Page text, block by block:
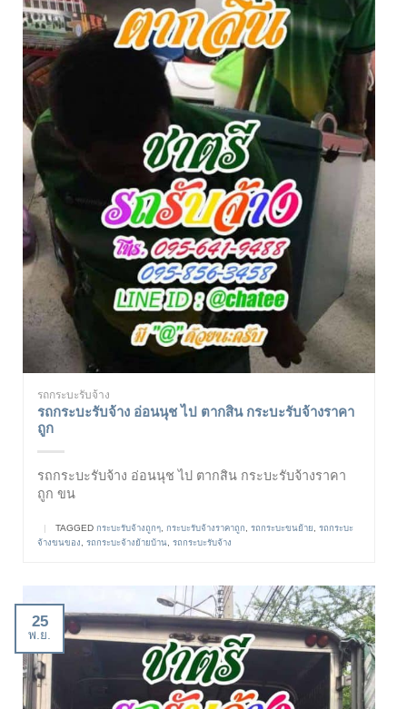
รถกระบะรับจ้าง
รถกระบะรับจ้าง อ่อนนุช ไป ตากสิน กระบะรับจ้างราคา
ถูก
รถกระบะรับจ้าง อ่อนนุช ไป ตากสิน กระบะรับจ้างราคา
ถูก ขน
| TAGGED กระบะรับจ้างถูกๆ กระบะรับจ้างราคาถูก รถกระบะขนย้าย
รถกระบะ
จ้างขนของ
รถกระบะจ้างย้ายบ้าน รถกระบะรับจ้าง
25
พ.ย.